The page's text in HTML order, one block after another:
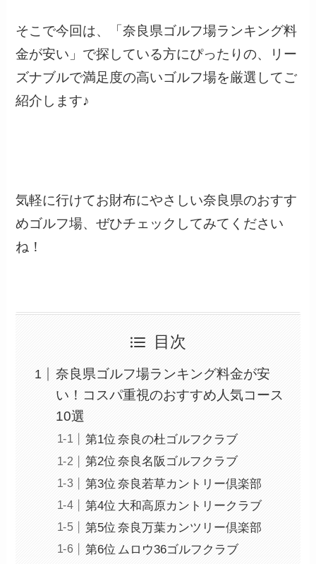
そこで今回は、「奈良県ゴルフ場ランキング料
金が安い」で探している方にぴったりの、リー
ズナブルで満足度の高いゴルフ場を厳選してご
紹介します♪
気軽に行けてお財布にやさしい奈良県のおすす
めゴルフ場、ぜひチェックしてみてください
ね！
目次
奈良県ゴルフ場ランキング料金が安
い！コスパ重視のおすすめ人気コース
10選
第1位 奈良の杜ゴルフクラブ
第2位 奈良名阪ゴルフクラブ
第3位 奈良若草カントリー倶楽部
第4位 大和高原カントリークラブ
第5位 奈良万葉カンツリー倶楽部
第6位 ムロウ36ゴルフクラブ